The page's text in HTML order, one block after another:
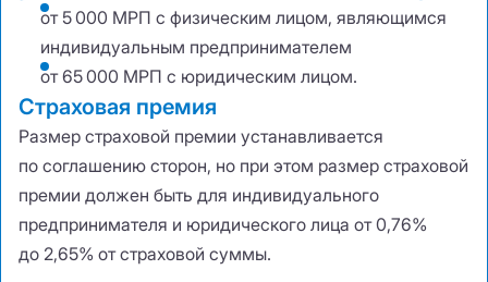
от 5 000 МРП с физическим лицом, являющимся
индивидуальным предпринимателем
от 65 000 МРП с юридическим лицом.
Страховая премия
Размер страховой премии устанавливается
по соглашению сторон, но при этом размер страховой
премии должен быть для индивидуального
предпринимателя и юридического лица от 0,76%
до 2,65% от страховой суммы.